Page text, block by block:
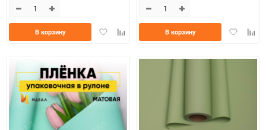
ДобавитьДобавить
В корзину
Добавить
В корзину